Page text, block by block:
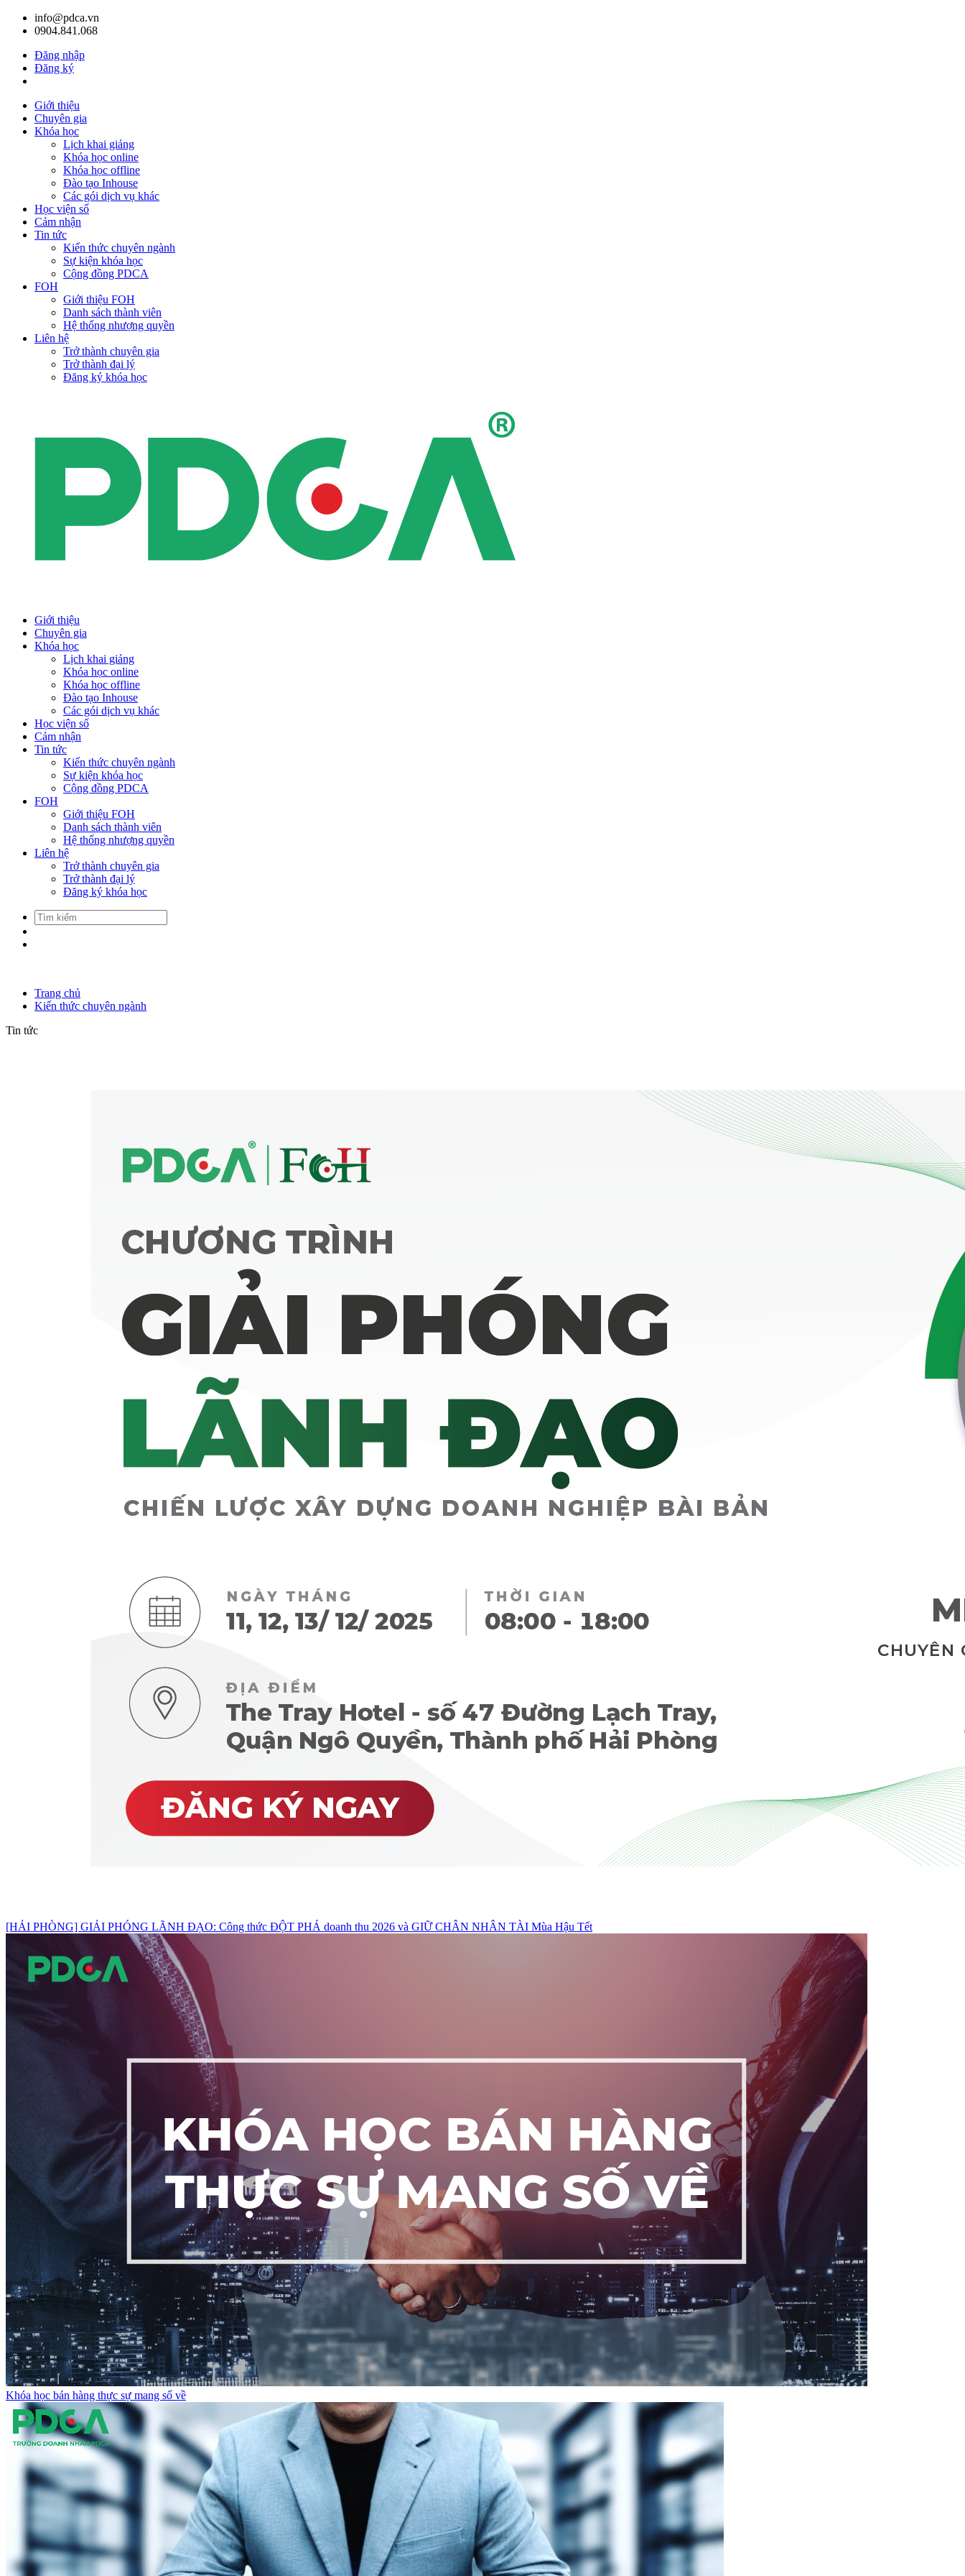
info@pdca.vn
0904.841.068
Đăng nhập
Đăng ký
Giới thiệu
Chuyên gia
Khóa học
Lịch khai giảng
Khóa học online
Khóa học offline
Đào tạo Inhouse
Các gói dịch vụ khác
Học viện số
Cảm nhận
Tin tức
Kiến thức chuyên ngành
Sự kiện khóa học
Cộng đồng PDCA
FOH
Giới thiệu FOH
Danh sách thành viên
Hệ thống nhượng quyền
Liên hệ
Trở thành chuyên gia
Trở thành đại lý
Đăng ký khóa học
Giới thiệu
Chuyên gia
Khóa học
Lịch khai giảng
Khóa học online
Khóa học offline
Đào tạo Inhouse
Các gói dịch vụ khác
Học viện số
Cảm nhận
Tin tức
Kiến thức chuyên ngành
Sự kiện khóa học
Cộng đồng PDCA
FOH
Giới thiệu FOH
Danh sách thành viên
Hệ thống nhượng quyền
Liên hệ
Trở thành chuyên gia
Trở thành đại lý
Đăng ký khóa học
Trang chủ
Kiến thức chuyên ngành
Tin tức
[HẢI PHÒNG] GIẢI PHÓNG LÃNH ĐẠO: Công thức ĐỘT PHÁ doanh thu 2026 và GIỮ CHÂN NHÂN TÀI Mùa Hậu Tết
Khóa học bán hàng thực sự mang số về